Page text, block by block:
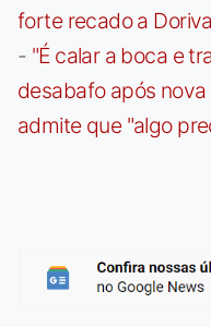
forte recado a
- "É calar a boca e
desabafo após
admite que "algo